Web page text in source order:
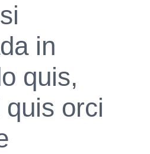
in
quis,
orci